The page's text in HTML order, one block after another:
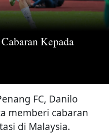
Kepada
FC, Danilo
memberi cabaran
di Malaysia.